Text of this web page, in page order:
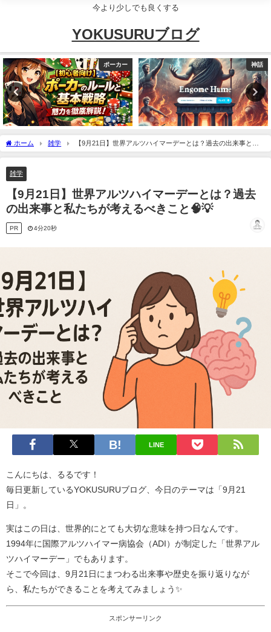
今より少しでも良くする
YOKUSURUブログ
ポーカー 神話
ホーム 雑学
【9月21日】世界アルツハイマーデーとは？過去の出来事と私
たちが考えるべきこと🧠💡
雑学
【9月21日】世界アルツハイマーデーとは？過去
の出来事と私たちが考えるべきこと🧠💡
PR 4分20秒
LINE
こんにちは、るるです！
毎日更新しているYOKUSURUブログ、今日のテーマは「9月21
日」。
実はこの日は、世界的にとても大切な意味を持つ日なんです。
1994年に国際アルツハイマー病協会（ADI）が制定した「世界アル
ツハイマーデー」でもあります。
そこで今回は、9月21日にまつわる出来事や歴史を振り返りなが
ら、私たちができることを考えてみましょう✨
スポンサーリンク